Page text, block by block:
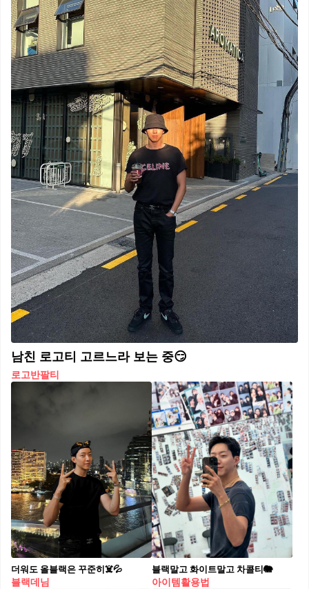
남친 로고티 고르느라 보는 중😏
로고반팔티
더워도 올블랙은 꾸준히☠️💦
블랙데님
블랙말고 화이트말고 차콜티🐘
아이템활용법